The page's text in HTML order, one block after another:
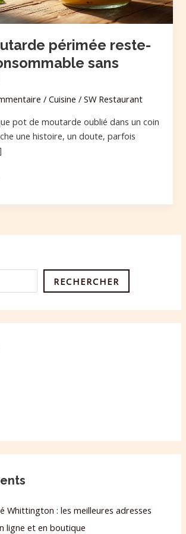
périmée reste-
sans
/Cuisine /SW Restaurant
pot de moutarde oublié dans un coin
une histoire, un doute, parfois
RECHERCHER
Whittington : les meilleures adresses
ligne et en boutique